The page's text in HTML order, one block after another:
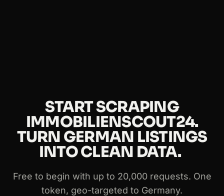
START SCRAPING
IMMOBILIENSCOUT24.
TURN GERMAN LISTINGS
INTO CLEAN DATA.
Free to begin with up to 20,000 requests. One
token, geo-targeted to Germany.